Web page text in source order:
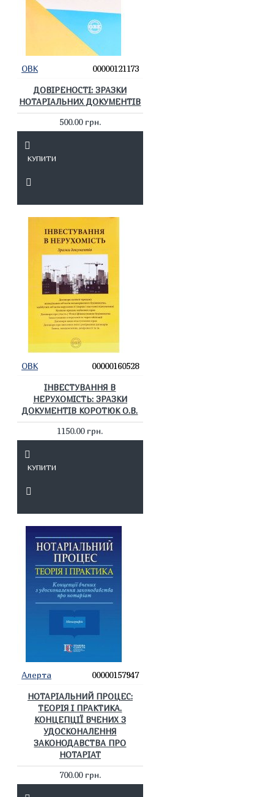
ОВК 00000121173
ДОВІРЕНОСТІ: ЗРАЗКИ
НОТАРІАЛЬНИХ ДОКУМЕНТІВ
500.00 грн.
КУПИТИ
ОВК 00000160528
ІНВЕСТУВАННЯ В
НЕРУХОМІСТЬ: ЗРАЗКИ
ДОКУМЕНТІВ КОРОТЮК О.В.
1150.00 грн.
КУПИТИ
Алерта 00000157947
НОТАРІАЛЬНИЙ ПРОЦЕС:
ТЕОРІЯ І ПРАКТИКА.
КОНЦЕПЦІЇ ВЧЕНИХ З
УДОСКОНАЛЕННЯ
ЗАКОНОДАВСТВА ПРО
НОТАРІАТ
700.00 грн.